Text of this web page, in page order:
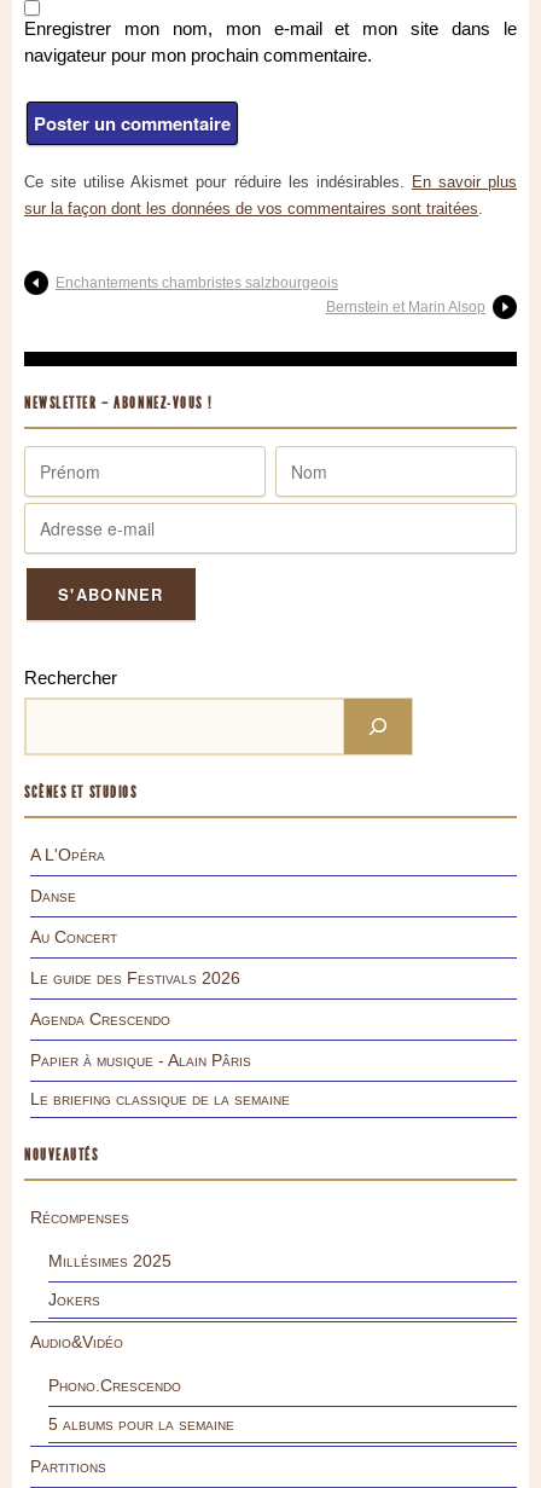
Enregistrer mon nom, mon e-mail et mon site dans le
navigateur pour mon prochain commentaire.
Ce site utilise Akismet pour réduire les indésirables. En savoir plus
sur la façon dont les données de vos commentaires sont traitées.
Enchantements chambristes salzbourgeois
Bernstein et Marin Alsop
NEWSLETTER – ABONNEZ-VOUS !
Rechercher
SCÈNES ET STUDIOS
A L'Opéra
Danse
Au Concert
Le guide des Festivals 2026
Agenda Crescendo
Papier à musique - Alain Pâris
Le briefing classique de la semaine
NOUVEAUTÉS
Récompenses
Millésimes 2025
Jokers
Audio&Vidéo
Phono.Crescendo
5 albums pour la semaine
Partitions